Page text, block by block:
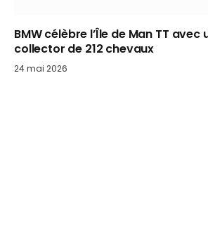
BMW célèbre l’Île de Man TT avec
collector de 212 chevaux
24 mai 2026